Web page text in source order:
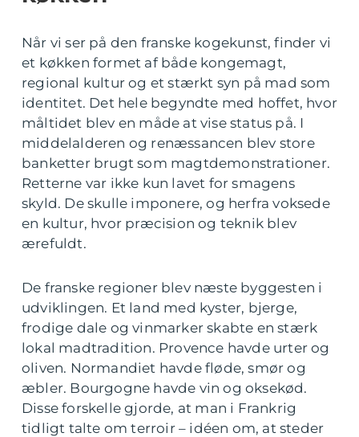
Når vi ser på den franske kogekunst, finder vi
et køkken formet af både kongemagt,
regional kultur og et stærkt syn på mad som
identitet. Det hele begyndte med hoffet, hvor
måltidet blev en måde at vise status på. I
middelalderen og renæssancen blev store
banketter brugt som magtdemonstrationer.
Retterne var ikke kun lavet for smagens
skyld. De skulle imponere, og herfra voksede
en kultur, hvor præcision og teknik blev
ærefuldt.
De franske regioner blev næste byggesten i
udviklingen. Et land med kyster, bjerge,
frodige dale og vinmarker skabte en stærk
lokal madtradition. Provence havde urter og
oliven. Normandiet havde fløde, smør og
æbler. Bourgogne havde vin og oksekød.
Disse forskelle gjorde, at man i Frankrig
tidligt talte om terroir – idéen om, at steder